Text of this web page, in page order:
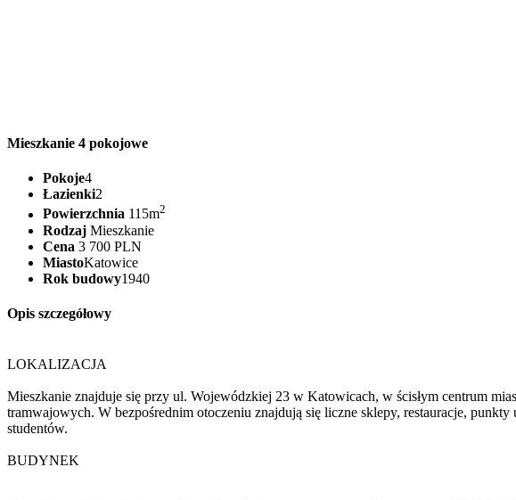
Mieszkanie 4 pokojowe
Pokoje4
Łazienki2
Powierzchnia 115m2
Rodzaj Mieszkanie
Cena 3 700 PLN
MiastoKatowice
Rok budowy1940
Opis szczegółowy
LOKALIZACJA
Mieszkanie znajduje się przy ul. Wojewódzkiej 23 w Katowicach, w ścisłym centrum
tramwajowych. W bezpośrednim otoczeniu znajdują się liczne sklepy, restauracje,
studentów.
BUDYNEK